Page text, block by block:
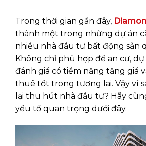
Trong thời gian gần đây,
thành một trong những dự án
nhiều nhà đầu tư bất động sản
Không chỉ phù hợp để an cư,
đánh giá có tiềm năng tăng giá
thuê tốt trong tương lai. Vậy vì
lại thu hút nhà đầu tư? Hãy
yếu tố quan trọng dưới đây.